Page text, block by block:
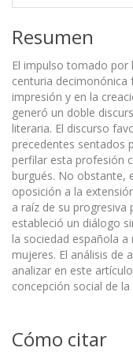
Resumen
El impulso tomado por
centuria decimonónica
impresión y en la
generó un doble
literaria. El discurso
precedentes sentados
perfilar esta profesión
burgués. No obstante,
oposición a la
a raíz de su progresiva
estableció un diálogo
la sociedad española
mujeres. El análisis de
analizar en este
concepción social de la
Cómo citar